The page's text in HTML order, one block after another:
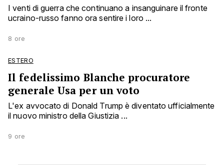
I venti di guerra che continuano a insanguinare il fronte
ucraino-russo fanno ora sentire i loro ...
8 ore
ESTERO
Il fedelissimo Blanche procuratore
generale Usa per un voto
L'ex avvocato di Donald Trump è diventato ufficialmente
il nuovo ministro della Giustizia ...
9 ore